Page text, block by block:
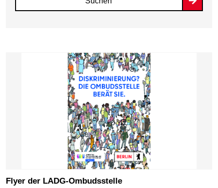
Flyer der LADG-Ombudsstelle